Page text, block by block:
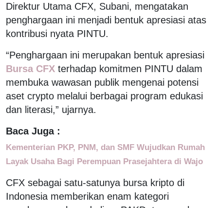
Direktur Utama CFX, Subani, mengatakan
penghargaan ini menjadi bentuk apresiasi atas
kontribusi nyata PINTU.
“Penghargaan ini merupakan bentuk apresiasi
Bursa CFX terhadap komitmen PINTU dalam
membuka wawasan publik mengenai potensi
aset crypto melalui berbagai program edukasi
dan literasi,” ujarnya.
Baca Juga :
Kementerian PKP, PNM, dan SMF Wujudkan Rumah
Layak Usaha Bagi Perempuan Prasejahtera di Wajo
CFX sebagai satu-satunya bursa kripto di
Indonesia memberikan enam kategori